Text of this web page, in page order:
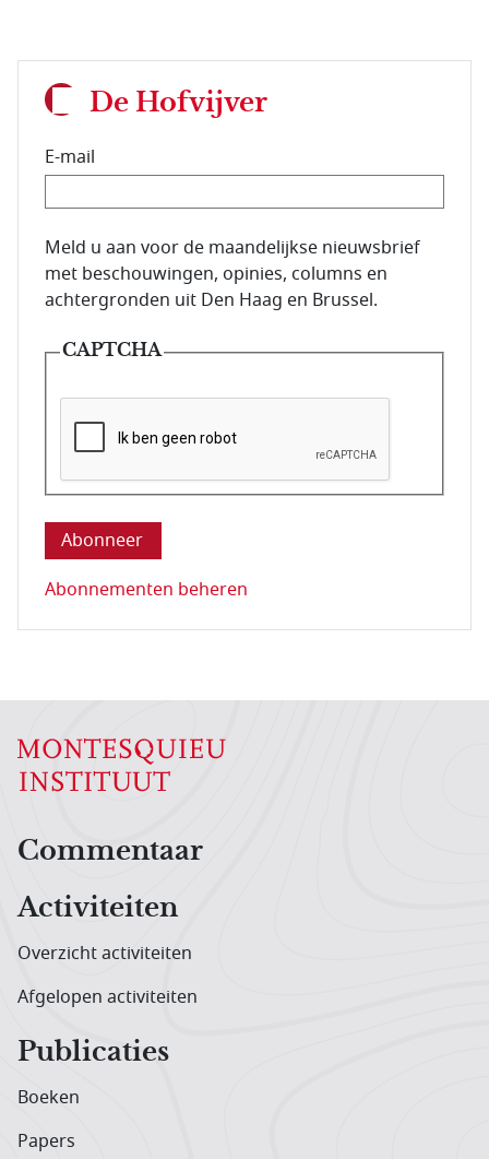
De Hofvijver
E-mail
E-mailadres van de abonnee.
Meld u aan voor de maandelijkse nieuwsbrief
met beschouwingen, opinies, columns en
achtergronden uit Den Haag en Brussel.
CAPTCHA
Deze vraag is om te controleren dat u een mens
Abonnementen beheren
Hoofdnavigatiemenu
Commentaar
Activiteiten
Overzicht activiteiten
Afgelopen activiteiten
Publicaties
Boeken
Papers